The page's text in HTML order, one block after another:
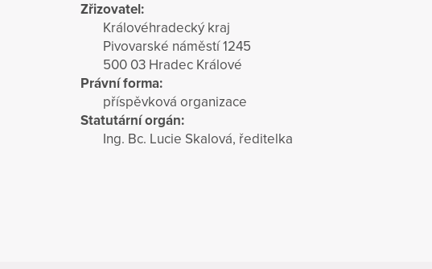
Zřizovatel:
Královéhradecký kraj
Pivovarské náměstí 1245
500 03 Hradec Králové
Právní forma:
příspěvková organizace
Statutární orgán:
Ing. Bc. Lucie Skalová, ředitelka